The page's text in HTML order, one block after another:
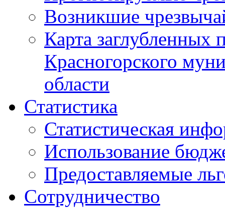
Возникшие
Карта
Красногорского
области
Статистика
Статистическая
Использование
Предоставляемые
Сотрудничество